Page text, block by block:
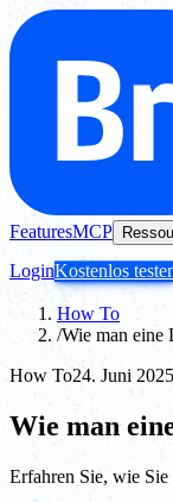
FeaturesMCP
LoginKostenlos
How To
/Wie man eine
How To24. Juni 2025
Wie man
Erfahren Sie, wie